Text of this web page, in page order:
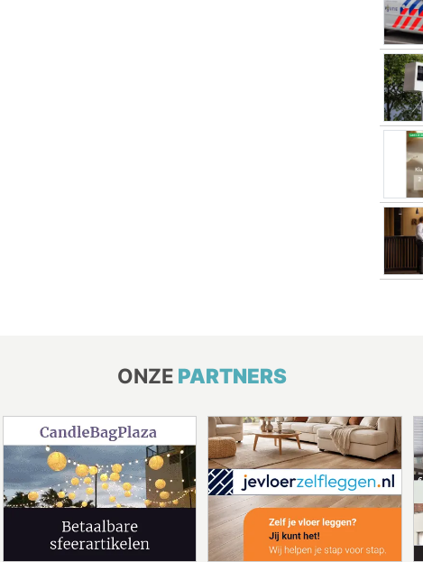
ONZE PARTNERS